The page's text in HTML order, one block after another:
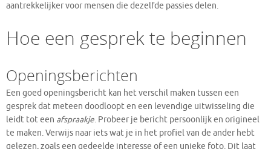
aantrekkelijker voor mensen die dezelfde passies delen.
Hoe een gesprek te beginnen
Openingsberichten
Een goed openingsbericht kan het verschil maken tussen een
gesprek dat meteen doodloopt en een levendige uitwisseling die
leidt tot een afspraakje. Probeer je bericht persoonlijk en origineel
te maken. Verwijs naar iets wat je in het profiel van de ander hebt
gelezen, zoals een gedeelde interesse of een unieke foto. Dit laat